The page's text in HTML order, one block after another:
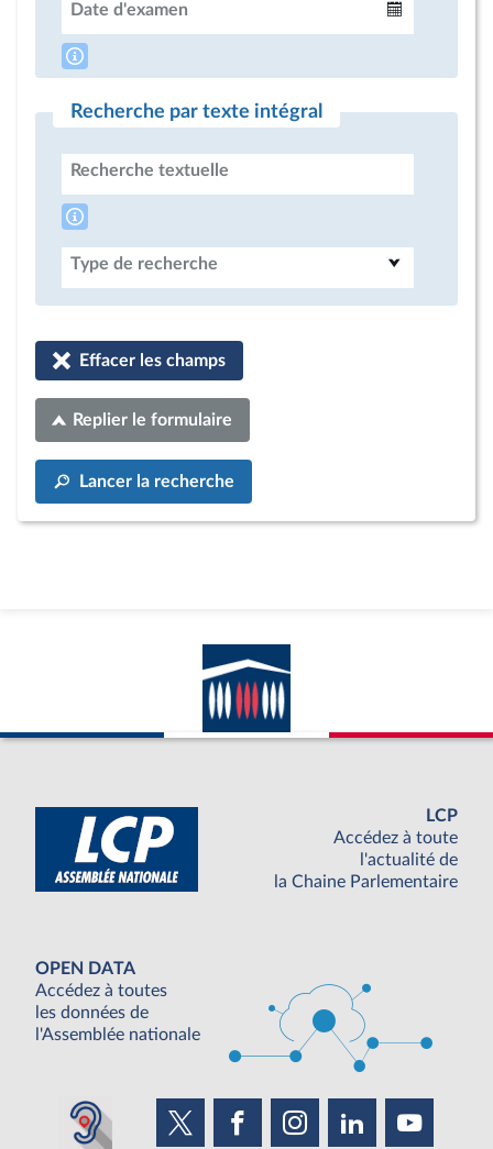
Date d'examen
Recherche par texte intégral
Recherche textuelle
Type de recherche
Effacer les champs
Replier le formulaire
Lancer la recherche
LCP
Accédez à toute
l'actualité de
la Chaine Parlementaire
OPEN DATA
Accédez à toutes
les données de
l'Assemblée nationale